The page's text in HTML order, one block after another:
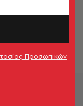
έπεσε στον
Προσωπικών